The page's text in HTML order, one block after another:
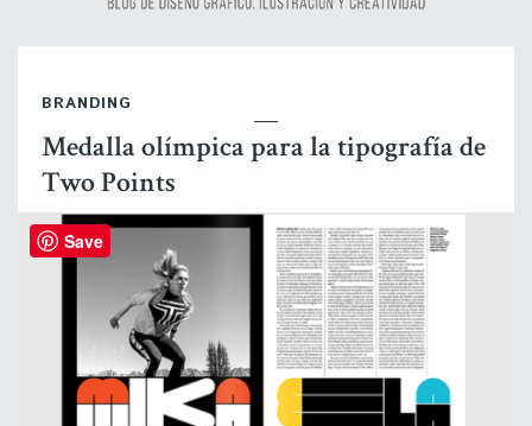
BRANDING
Medalla olímpica para la tipografía de
Two Points
Save